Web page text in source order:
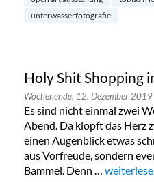
unterwasserfotografie
Holy Shit Shopping
Wochenende, 12. Dezember 2019
Es sind nicht einmal zwei
Abend. Da klopft das Herz
einen Augenblick etwas
aus Vorfreude, sondern
Bammel. Denn … „Holy